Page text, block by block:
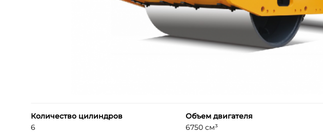
Количество цилиндров
6
Объем двигателя
6750 см³